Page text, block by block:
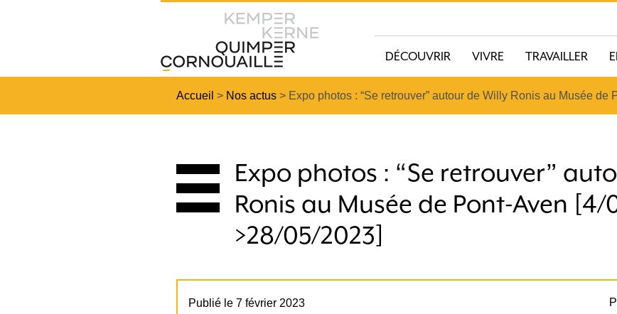
DÉCOUVRIR VIVRE TRAVAILLER
Accueil > Nos actus > Expo photos : “Se retrouver” autour de Willy Ronis au Musée de
Expo photos : “Se retrouver”
Ronis au Musée de Pont-Aven [4/
>28/05/2023]
Publié le 7 février 2023